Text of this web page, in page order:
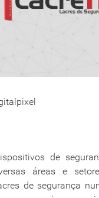
de
áreas e
de segurança